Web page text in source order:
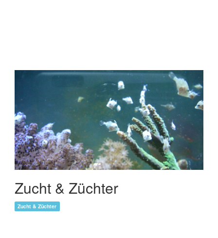
Zucht & Züchter
Zucht & Züchter